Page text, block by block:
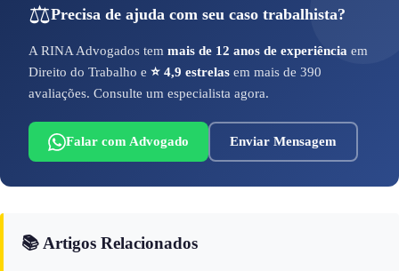
⚖️Precisa de ajuda com seu caso trabalhista?
A RINA Advogados tem mais de 12 anos de experiência em
Direito do Trabalho e ⭐ 4,9 estrelas em mais de 390
avaliações. Consulte um especialista agora.
Falar com Advogado Enviar Mensagem
📚 Artigos Relacionados